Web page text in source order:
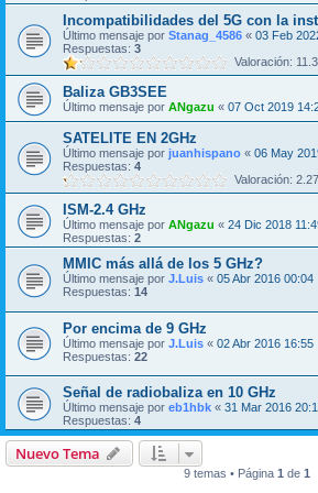
Incompatibilidades del 5G con la
Último mensaje por Stanag_4586 « 03 Feb
Respuestas: 3
Valoración:
Baliza GB3SEE
Último mensaje por ANgazu « 07 Oct 2019
SATELITE EN 2GHz
Último mensaje por juanhispano « 06 May
Respuestas: 4
Valoración:
ISM-2.4 GHz
Último mensaje por ANgazu « 24 Dic 2018
Respuestas: 2
MMIC más allá de los 5 GHz?
Último mensaje por J.Luis « 05 Abr 2016 00:04
Respuestas: 14
Por encima de 9 GHz
Último mensaje por J.Luis « 02 Abr 2016 16:55
Respuestas: 22
Señal de radiobaliza en 10 GHz
Último mensaje por eb1hbk « 31 Mar 2016
Respuestas: 4
Nuevo Tema
9 temas • Página 1de 1